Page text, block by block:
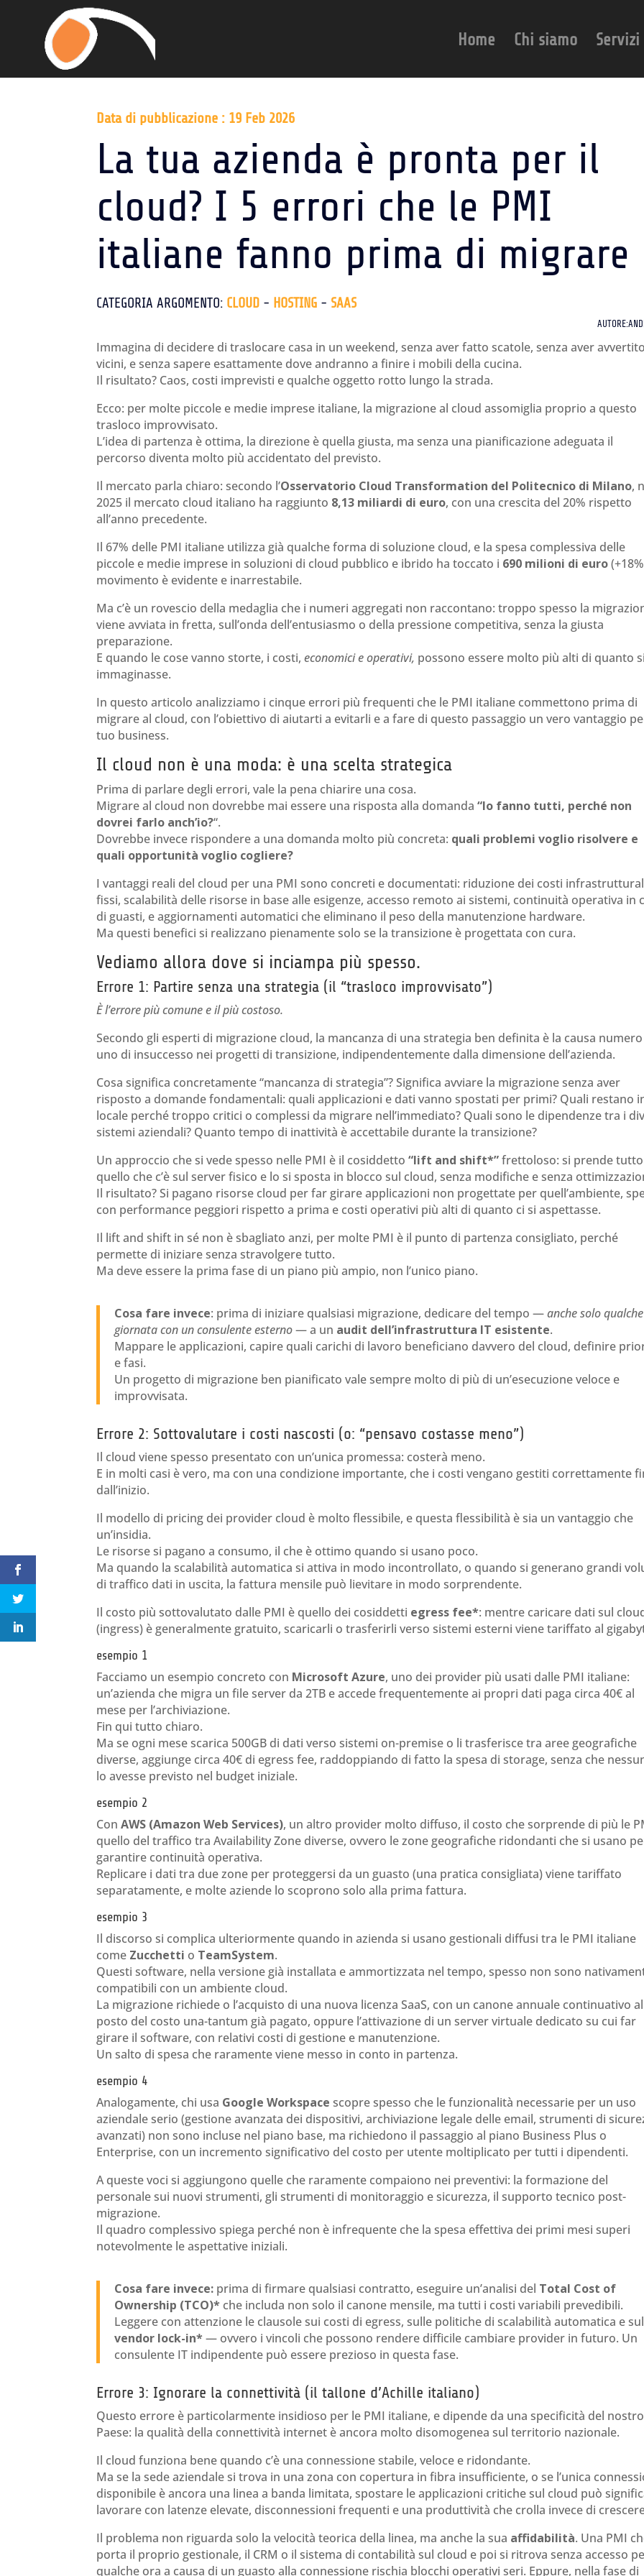
Home Chi siamo Servizi
Data di pubblicazione : 19 Feb 2026
La tua azienda è pronta per il
cloud? I 5 errori che le PMI
italiane fanno prima di migrare
CATEGORIA ARGOMENTO: CLOUD - HOSTING - SAAS
Immagina di decidere di traslocare casa in un weekend, senza aver fatto scatole, senza aver
vicini, e senza sapere esattamente dove andranno a finire i mobili della cucina.
Il risultato? Caos, costi imprevisti e qualche oggetto rotto lungo la strada.
Ecco: per molte piccole e medie imprese italiane, la migrazione al cloud assomiglia proprio a questo
trasloco improvvisato.
L’idea di partenza è ottima, la direzione è quella giusta, ma senza una pianificazione adeguata il
percorso diventa molto più accidentato del previsto.
Il mercato parla chiaro: secondo l’Osservatorio Cloud Transformation del Politecnico di Milano,
2025 il mercato cloud italiano ha raggiunto 8,13 miliardi di euro, con una crescita del 20% rispetto
all’anno precedente.
Il 67% delle PMI italiane utilizza già qualche forma di soluzione cloud, e la spesa complessiva delle
piccole e medie imprese in soluzioni di cloud pubblico e ibrido ha toccato i 690 milioni di euro
movimento è evidente e inarrestabile.
Ma c’è un rovescio della medaglia che i numeri aggregati non raccontano: troppo spesso la
viene avviata in fretta, sull’onda dell’entusiasmo o della pressione competitiva, senza la giusta
preparazione.
E quando le cose vanno storte, i costi, economici e operativi, possono essere molto più alti di quanto si
immaginasse.
In questo articolo analizziamo i cinque errori più frequenti che le PMI italiane commettono prima di
migrare al cloud, con l’obiettivo di aiutarti a evitarli e a fare di questo passaggio un vero vantaggio
tuo business.
Il cloud non è una moda: è una scelta strategica
Prima di parlare degli errori, vale la pena chiarire una cosa.
Migrare al cloud non dovrebbe mai essere una risposta alla domanda“lo fanno tutti, perché non
dovrei farlo anch’io?“.
Dovrebbe invece rispondere a una domanda molto più concreta: quali problemi voglio risolvere e
quali opportunità voglio cogliere?
I vantaggi reali del cloud per una PMI sono concreti e documentati: riduzione dei costi
fissi, scalabilità delle risorse in base alle esigenze, accesso remoto ai sistemi, continuità operativa in
di guasti, e aggiornamenti automatici che eliminano il peso della manutenzione hardware.
Ma questi benefici si realizzano pienamente solo se la transizione è progettata con cura.
Vediamo allora dove si inciampa più spesso.
Errore 1: Partire senza una strategia (il “trasloco improvvisato”)
È l’errore più comune e il più costoso.
Secondo gli esperti di migrazione cloud, la mancanza di una strategia ben definita è la causa numero
uno di insuccesso nei progetti di transizione, indipendentemente dalla dimensione dell’azienda.
Cosa significa concretamente “mancanza di strategia”? Significa avviare la migrazione senza aver
risposto a domande fondamentali: quali applicazioni e dati vanno spostati per primi? Quali restano
locale perché troppo critici o complessi da migrare nell’immediato? Quali sono le dipendenze tra i
sistemi aziendali? Quanto tempo di inattività è accettabile durante la transizione?
Un approccio che si vede spesso nelle PMI è il cosiddetto“lift and shift*”frettoloso: si prende tutto
quello che c’è sul server fisico e lo si sposta in blocco sul cloud, senza modifiche e senza
Il risultato? Si pagano risorse cloud per far girare applicazioni non progettate per quell’ambiente,
con performance peggiori rispetto a prima e costi operativi più alti di quanto ci si aspettasse.
Il lift and shift in sé non è sbagliato anzi, per molte PMI è il punto di partenza consigliato, perché
permette di iniziare senza stravolgere tutto.
Ma deve essere la prima fase di un piano più ampio, non l’unico piano.
Cosa fare invece: prima di iniziare qualsiasi migrazione, dedicare del tempo —anche solo qualche
giornata con un consulente esterno— a un audit dell’infrastruttura IT esistente.
Mappare le applicazioni, capire quali carichi di lavoro beneficiano davvero del cloud, definire
e fasi.
Un progetto di migrazione ben pianificato vale sempre molto di più di un’esecuzione veloce e
improvvisata.
Errore 2: Sottovalutare i costi nascosti (o: “pensavo costasse meno”)
Il cloud viene spesso presentato con un’unica promessa: costerà meno.
E in molti casi è vero, ma con una condizione importante, che i costi vengano gestiti correttamente
dall’inizio.
Il modello di pricing dei provider cloud è molto flessibile, e questa flessibilità è sia un vantaggio che
un’insidia.
Le risorse si pagano a consumo, il che è ottimo quando si usano poco.
Ma quando la scalabilità automatica si attiva in modo incontrollato, o quando si generano grandi
di traffico dati in uscita, la fattura mensile può lievitare in modo sorprendente.
Il costo più sottovalutato dalle PMI è quello dei cosiddetti egress fee*: mentre caricare dati sul
(ingress) è generalmente gratuito, scaricarli o trasferirli verso sistemi esterni viene tariffato al
esempio 1
Facciamo un esempio concreto con Microsoft Azure, uno dei provider più usati dalle PMI italiane:
un’azienda che migra un file server da 2TB e accede frequentemente ai propri dati paga circa 40€ al
mese per l’archiviazione.
Fin qui tutto chiaro.
Ma se ogni mese scarica 500GB di dati verso sistemi on-premise o li trasferisce tra aree geografiche
diverse, aggiunge circa 40€ di egress fee, raddoppiando di fatto la spesa di storage, senza che
lo avesse previsto nel budget iniziale.
esempio 2
ConAWS (Amazon Web Services), un altro provider molto diffuso, il costo che sorprende di più le
quello del traffico tra Availability Zone diverse, ovvero le zone geografiche ridondanti che si usano
garantire continuità operativa.
Replicare i dati tra due zone per proteggersi da un guasto (una pratica consigliata) viene tariffato
separatamente, e molte aziende lo scoprono solo alla prima fattura.
esempio 3
Il discorso si complica ulteriormente quando in azienda si usano gestionali diffusi tra le PMI italiane
come Zucchetti o TeamSystem.
Questi software, nella versione già installata e ammortizzata nel tempo, spesso non sono
compatibili con un ambiente cloud.
La migrazione richiede o l’acquisto di una nuova licenza SaaS, con un canone annuale continuativo al
posto del costo una-tantum già pagato, oppure l’attivazione di un server virtuale dedicato su cui far
girare il software, con relativi costi di gestione e manutenzione.
Un salto di spesa che raramente viene messo in conto in partenza.
esempio 4
Analogamente, chi usa Google Workspace scopre spesso che le funzionalità necessarie per un uso
aziendale serio (gestione avanzata dei dispositivi, archiviazione legale delle email, strumenti di
avanzati) non sono incluse nel piano base, ma richiedono il passaggio al piano Business Plus o
Enterprise, con un incremento significativo del costo per utente moltiplicato per tutti i dipendenti.
A queste voci si aggiungono quelle che raramente compaiono nei preventivi: la formazione del
personale sui nuovi strumenti, gli strumenti di monitoraggio e sicurezza, il supporto tecnico post-
migrazione.
Il quadro complessivo spiega perché non è infrequente che la spesa effettiva dei primi mesi superi
notevolmente le aspettative iniziali.
Cosa fare invece: prima di firmare qualsiasi contratto, eseguire un’analisi del Total Cost of
Ownership (TCO)* che includa non solo il canone mensile, ma tutti i costi variabili prevedibili.
Leggere con attenzione le clausole sui costi di egress, sulle politiche di scalabilità automatica e sul
vendor lock-in*— ovvero i vincoli che possono rendere difficile cambiare provider in futuro. Un
consulente IT indipendente può essere prezioso in questa fase.
Errore 3: Ignorare la connettività (il tallone d’Achille italiano)
Questo errore è particolarmente insidioso per le PMI italiane, e dipende da una specificità del nostro
Paese: la qualità della connettività internet è ancora molto disomogenea sul territorio nazionale.
Il cloud funziona bene quando c’è una connessione stabile, veloce e ridondante.
Ma se la sede aziendale si trova in una zona con copertura in fibra insufficiente, o se l’unica
disponibile è ancora una linea a banda limitata, spostare le applicazioni critiche sul cloud può
lavorare con latenze elevate, disconnessioni frequenti e una produttività che crolla invece di
Il problema non riguarda solo la velocità teorica della linea, ma anche la sua affidabilità. Una PMI
porta il proprio gestionale, il CRM o il sistema di contabilità sul cloud e poi si ritrova senza accesso
qualche ora a causa di un guasto alla connessione rischia blocchi operativi seri. Eppure, nella fase di